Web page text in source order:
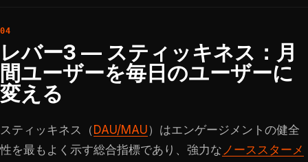
レバー3 — スティッキネス：月
間ユーザーを毎日のユーザーに
変える
スティッキネス（ DAU/MAU）はエンゲージメントの健全
性を最もよく示す総合指標であり、強力な ノーススターメ